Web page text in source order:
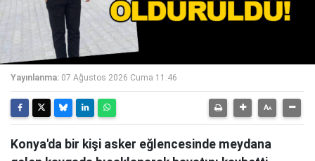
Yayınlanma: 07 Ağustos 2026 Cuma 11:46
Konya'da bir kişi asker eğlencesinde meydana